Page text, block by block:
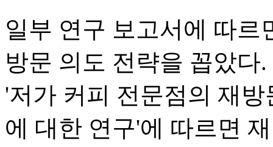
일부 연구 보고서에 따르
방문 의도 전략을 꼽았
'저가 커피 전문점의 재
에 대한 연구'에 따르면